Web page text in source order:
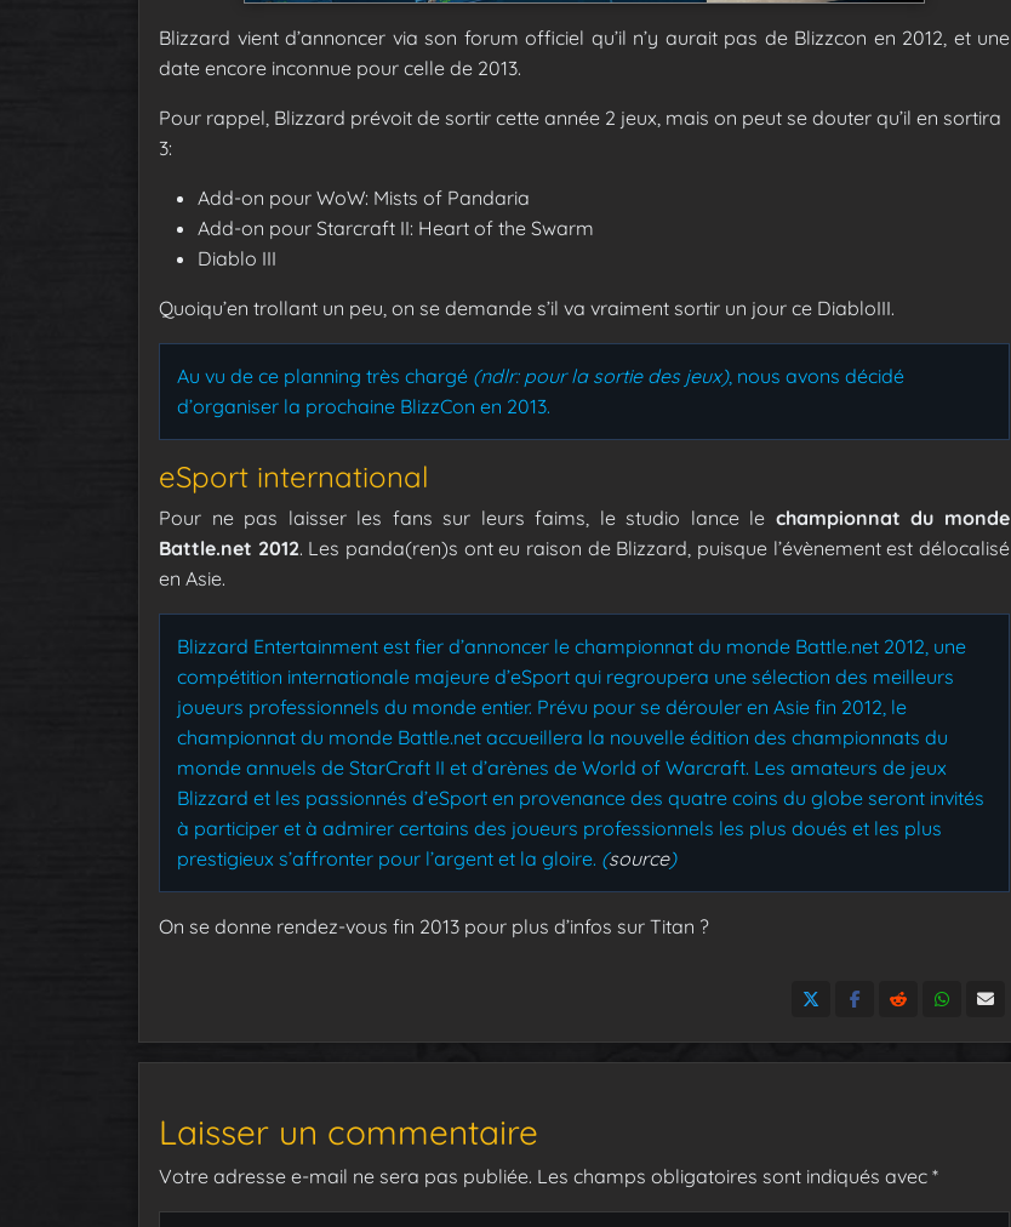
Blizzard vient d’annoncer via son forum officiel qu’il n’y aurait pas de Blizzcon en 2012, et une
date encore inconnue pour celle de 2013.
Pour rappel, Blizzard prévoit de sortir cette année 2 jeux, mais on peut se douter qu’il en sortira
3:
Add-on pour WoW: Mists of Pandaria
Add-on pour Starcraft II: Heart of the Swarm
Diablo III
Quoiqu’en trollant un peu, on se demande s’il va vraiment sortir un jour ce DiabloIII.
Au vu de ce planning très chargé (ndlr: pour la sortie des jeux), nous avons décidé
d’organiser la prochaine BlizzCon en 2013.
eSport international
Pour ne pas laisser les fans sur leurs faims, le studio lance le championnat du monde
Battle.net 2012. Les panda(ren)s ont eu raison de Blizzard, puisque l’évènement est délocalisé
en Asie.
Blizzard Entertainment est fier d’annoncer le championnat du monde Battle.net 2012, une
compétition internationale majeure d’eSport qui regroupera une sélection des meilleurs
joueurs professionnels du monde entier. Prévu pour se dérouler en Asie fin 2012, le
championnat du monde Battle.net accueillera la nouvelle édition des championnats du
monde annuels de StarCraft II et d’arènes de World of Warcraft. Les amateurs de jeux
Blizzard et les passionnés d’eSport en provenance des quatre coins du globe seront invités
à participer et à admirer certains des joueurs professionnels les plus doués et les plus
prestigieux s’affronter pour l’argent et la gloire. (source)
On se donne rendez-vous fin 2013 pour plus d’infos sur Titan ?
Laisser un commentaire
Votre adresse e-mail ne sera pas publiée. Les champs obligatoires sont indiqués avec *